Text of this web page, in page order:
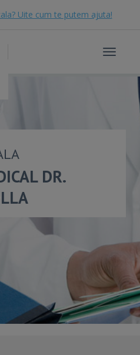
Uite cum te putem ajuta!
Toggle
DR.